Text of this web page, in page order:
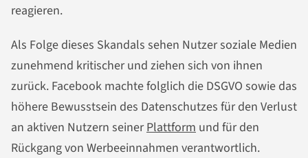
reagieren.
Als Folge dieses Skandals sehen Nutzer soziale Medien
zunehmend kritischer und ziehen sich von ihnen
zurück. Facebook machte folglich die DSGVO sowie das
höhere Bewusstsein des Datenschutzes für den Verlust
an aktiven Nutzern seinerPlattform und für den
Rückgang von Werbeeinnahmen verantwortlich.